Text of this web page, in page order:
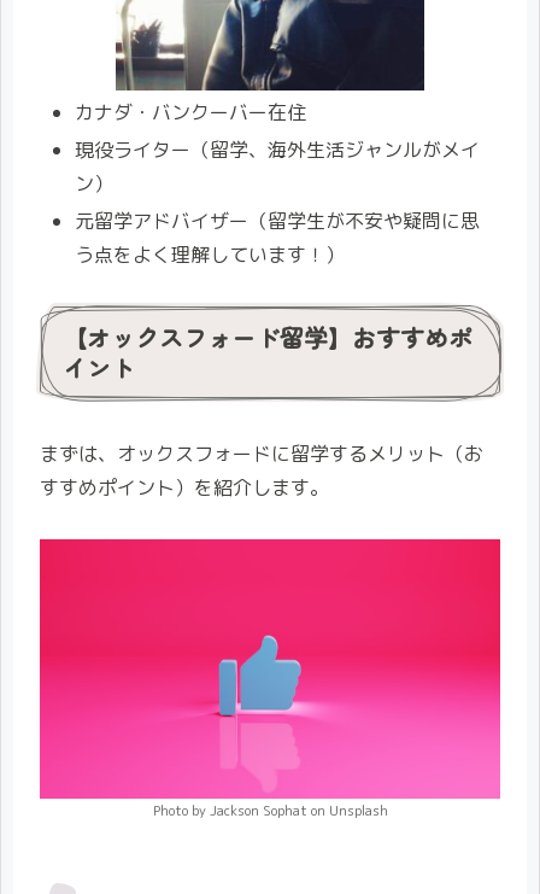
カナダ・バンクーバー在住
現役ライター（留学、海外生活ジャンルがメイ
ン）
元留学アドバイザー（留学生が不安や疑問に思
う点をよく理解しています！）
【オックスフォード留学】おすすめポ
イント
まずは、オックスフォードに留学するメリット（お
すすめポイント）を紹介します。
Photo by Jackson Sophat on Unsplash